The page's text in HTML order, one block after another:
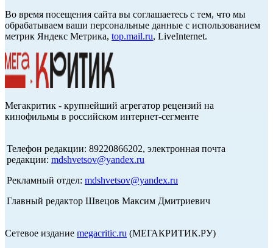
Во время посещения сайта вы соглашаетесь с тем, что мы
обрабатываем ваши персональные данные с использованием
метрик Яндекс Метрика, top.mail.ru, LiveInternet.
Мегакритик - крупнейший агрегатор рецензий на
кинофильмы в российском интернет-сегменте
Телефон редакции: 89220866202, электронная почта
редакции: mdshvetsov@yandex.ru
Рекламный отдел: mdshvetsov@yandex.ru
Главный редактор Швецов Максим Дмитриевич
Сетевое издание megacritic.ru (МЕГАКРИТИК.РУ)